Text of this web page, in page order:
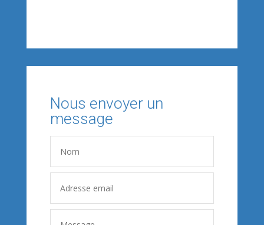
Nous envoyer un
message